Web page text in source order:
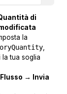
di
la
,
la tua soglia
Flusso → Invia